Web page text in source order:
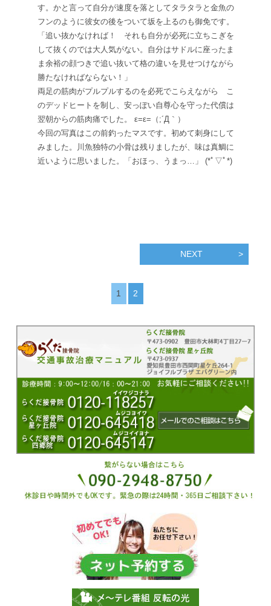
す。かと言って自分が速度を落としてタラタラと金魚の
フンのように彼女の後をついて坂を上るのも御免です。
「追い抜かなければ！ それも自分が必死に立ちこぎを
して抜くのでは大人気がない。自分はサドルに座ったま
ま余裕の顔つきで追い抜いて格の違いを見せつけながら
勝たなければならない！」
両足の筋肉がプルプルするのを必死でこらえながら こ
のデッドヒートを制し、安っぽい自尊心を守った代償は
翌朝からの筋肉痛でした。 ε=ε=（;´Д｀）
今回の写真はこの前釣ったマスです。初めて刺身にして
みました。川魚独特の小骨は残りましたが、味は真鯛に
近いように思いました。「おほっ、うまっ…」 (*ﾟ▽ﾟ*)
1 2
NEXT